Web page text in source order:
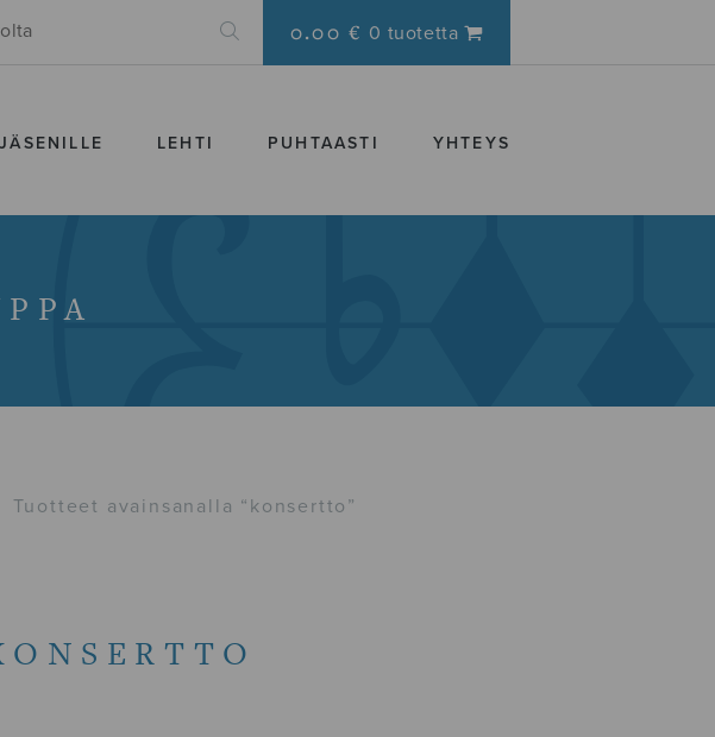
0.00 € 0 tuotetta
JÄSENILLE LEHTI PUHTAASTI YHTEYS
Tuotteet avainsanalla “konsertto”